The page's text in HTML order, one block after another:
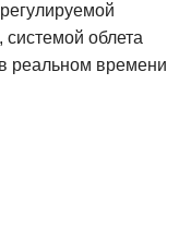
облета
реальном времени